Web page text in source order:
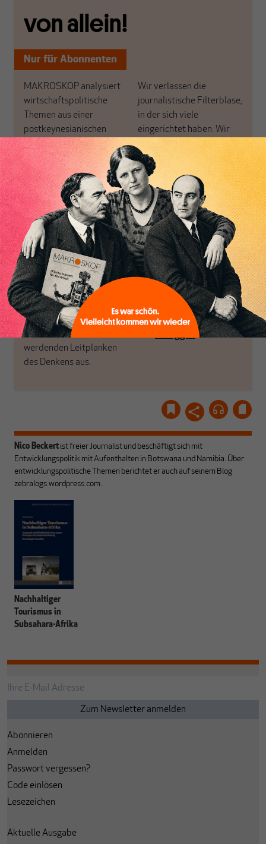
von allein!
Nur für Abonnenten
MAKROSKOP analysiert
wirtschaftspolitische
Themen aus einer
postkeynesianischen
Perspektive und ist damit
in Deutschland einzigartig.
MAKROSKOP steht für
das große Ganze. Wir
haben einen Blick auf
Geld, Wirtschaft und
Politik, den Sie so
woanders nicht finden.
Dabei leben wir von
unseren Autoren, ihren
Recherchen, ihrem Wissen
und ihrem Enthusiasmus.
Gemeinsam scheren wir
aus den schmaler
werdenden Leitplanken
des Denkens aus.
Wir verlassen die
journalistische Filterblase,
in der sich viele
eingerichtet haben. Wir
öffnen Fenster und
bringen frische Luft in die
engen und verstaubten
Debattenräume.
Brauchen Sie auch frische
Luft? Dann folgen Sie
einfach dem Button.
ABONNIEREN SIE
MAKROSKOP
Schon Abonnent? Dann
Nico Beckert ist freier Journalist und beschäftigt sich mit
Entwicklungspolitik mit Aufenthalten in Botswana und Namibia. Über
entwicklungspolitische Themen berichtet er auch auf seinem Blog
zebralogs.wordpress.com.
Nachhaltiger
Tourismus in
Subsahara-Afrika
Abonnieren
Anmelden
Passwort vergessen?
Code einlösen
Lesezeichen
Aktuelle Ausgabe